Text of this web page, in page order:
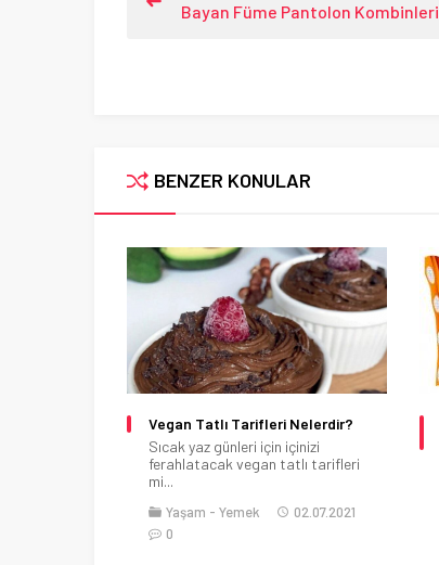
Bayan Füme Pantolon Kombinleri
BENZER KONULAR
Vegan Tatlı Tarifleri Nelerdir?
Sıcak yaz günleri için içinizi
ferahlatacak vegan tatlı tarifleri
mi...
Yaşam Yemek
02.07.2021
0